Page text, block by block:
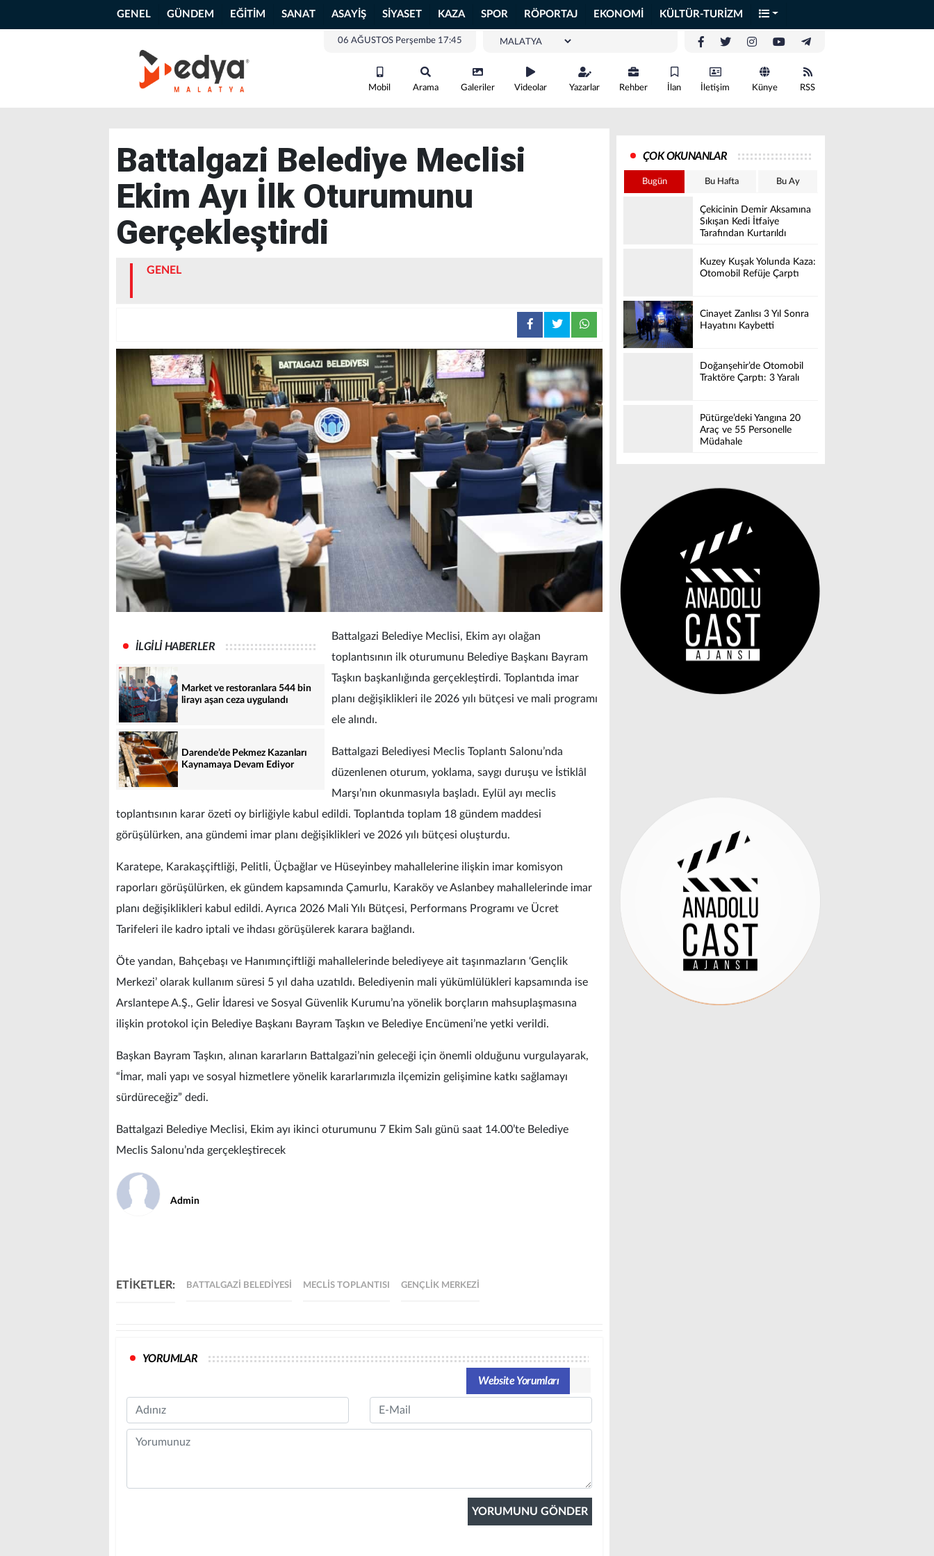
GENEL GÜNDEM EĞİTİM SANAT ASAYİŞ SİYASET KAZA SPOR RÖPORTAJ EKONOMİ KÜLTÜR-TURİZM
06 AĞUSTOS Perşembe 17:45
Mobil Arama Galeriler Videolar Yazarlar Rehber İlan İletişim Künye RSS
Battalgazi Belediye Meclisi
Ekim Ayı İlk Oturumunu
Gerçekleştirdi
GENEL
İLGİLİ HABERLER
Market ve restoranlara 544 bin
lirayı aşan ceza uygulandı
Darende’de Pekmez Kazanları
Kaynamaya Devam Ediyor
Battalgazi Belediye Meclisi, Ekim ayı olağan
toplantısının ilk oturumunu Belediye Başkanı Bayram
Taşkın başkanlığında gerçekleştirdi. Toplantıda imar
planı değişiklikleri ile 2026 yılı bütçesi ve mali programı
ele alındı.
Battalgazi Belediyesi Meclis Toplantı Salonu’nda
düzenlenen oturum, yoklama, saygı duruşu ve İstiklâl
Marşı’nın okunmasıyla başladı. Eylül ayı meclis
toplantısının karar özeti oy birliğiyle kabul edildi. Toplantıda toplam 18 gündem maddesi
görüşülürken, ana gündemi imar planı değişiklikleri ve 2026 yılı bütçesi oluşturdu.
Karatepe, Karakaşçiftliği, Pelitli, Üçbağlar ve Hüseyinbey mahallelerine ilişkin imar komisyon
raporları görüşülürken, ek gündem kapsamında Çamurlu, Karaköy ve Aslanbey mahallelerinde imar
planı değişiklikleri kabul edildi. Ayrıca 2026 Mali Yılı Bütçesi, Performans Programı ve Ücret
Tarifeleri ile kadro iptali ve ihdası görüşülerek karara bağlandı.
Öte yandan, Bahçebaşı ve Hanımınçiftliği mahallelerinde belediyeye ait taşınmazların ‘Gençlik
Merkezi’ olarak kullanım süresi 5 yıl daha uzatıldı. Belediyenin mali yükümlülükleri kapsamında ise
Arslantepe A.Ş., Gelir İdaresi ve Sosyal Güvenlik Kurumu’na yönelik borçların mahsuplaşmasına
ilişkin protokol için Belediye Başkanı Bayram Taşkın ve Belediye Encümeni’ne yetki verildi.
Başkan Bayram Taşkın, alınan kararların Battalgazi’nin geleceği için önemli olduğunu vurgulayarak,
“İmar, mali yapı ve sosyal hizmetlere yönelik kararlarımızla ilçemizin gelişimine katkı sağlamayı
sürdüreceğiz” dedi.
Battalgazi Belediye Meclisi, Ekim ayı ikinci oturumunu 7 Ekim Salı günü saat 14.00’te Belediye
Meclis Salonu’nda gerçekleştirecek
Admin
ETİKETLER: BATTALGAZI BELEDIYESI MECLIS TOPLANTISI GENÇLIK MERKEZI
YORUMLAR
Website Yorumları
Name Email
Comment
ÇOK OKUNANLAR
Bugün Bu Hafta Bu Ay
Çekicinin Demir Aksamına
Sıkışan Kedi İtfaiye
Tarafından Kurtarıldı
Kuzey Kuşak Yolunda Kaza:
Otomobil Refüje Çarptı
Cinayet Zanlısı 3 Yıl Sonra
Hayatını Kaybetti
Doğanşehir’de Otomobil
Traktöre Çarptı: 3 Yaralı
Pütürge’deki Yangına 20
Araç ve 55 Personelle
Müdahale